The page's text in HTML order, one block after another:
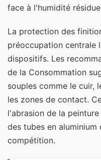
face à l'humidité
La protection des
préoccupation centrale
dispositifs. Les
de la Consommation
souples comme le cuir,
les zones de contact.
l'abrasion de la
des tubes en
compétition.